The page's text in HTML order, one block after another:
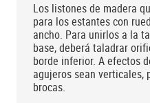
Los listones de madera
para los estantes con
ancho. Para unirlos a la
base, deberá taladrar
borde inferior. A efectos
agujeros sean verticales,
brocas.